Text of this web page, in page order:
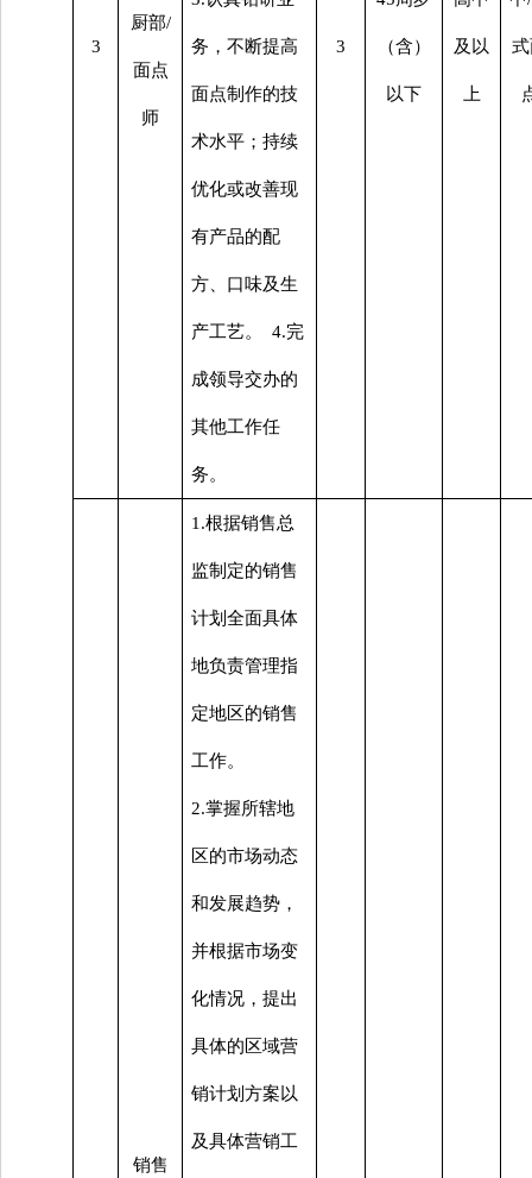
3
厨部/
面点
师
务，不断提高
面点制作的技
术水平；持续
优化或改善现
有产品的配
方、口味及生
产工艺。 4.完
成领导交办的
其他工作任
务。
3 （含）
以下
及以
上
销售
1.根据销售总
监制定的销售
计划全面具体
地负责管理指
定地区的销售
工作。
2.掌握所辖地
区的市场动态
和发展趋势，
并根据市场变
化情况，提出
具体的区域营
销计划方案以
及具体营销工